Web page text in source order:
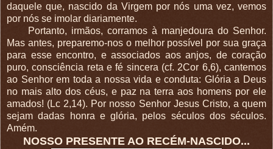
daquele que, nascido da Virgem por nós uma vez, vemos
por nós se imolar diariamente.
Portanto, irmãos, corramos à manjedoura do Senhor.
Mas antes, preparemo-nos o melhor possível por sua graça
para esse encontro, e associados aos anjos, de coração
puro, consciência reta e fé sincera (cf. 2Cor 6,6), cantemos
ao Senhor em toda a nossa vida e conduta: Glória a Deus
no mais alto dos céus, e paz na terra aos homens por ele
amados! (Lc 2,14). Por nosso Senhor Jesus Cristo, a quem
sejam dadas honra e glória, pelos séculos dos séculos.
Amém.
NOSSO PRESENTE AO RECÉM-NASCIDO...